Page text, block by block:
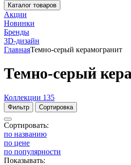
Каталог товаров
Акции
Новинки
Бренды
3D-дизайн
ГлавнаяТемно-серый керамогранит
Темно-серый
Коллекции 135
Фильтр Сортировка
Сортировать:
по названию
по цене
по популярности
Показывать: